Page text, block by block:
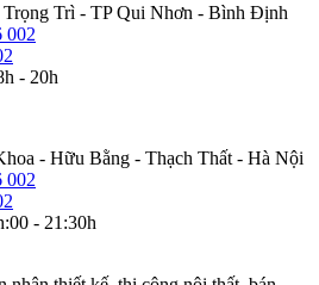
Trọng Trì - TP Qui Nhơn - Bình Định
002
- 20h
- Hữu Bằng - Thạch Thất - Hà Nội
002
- 21:30h